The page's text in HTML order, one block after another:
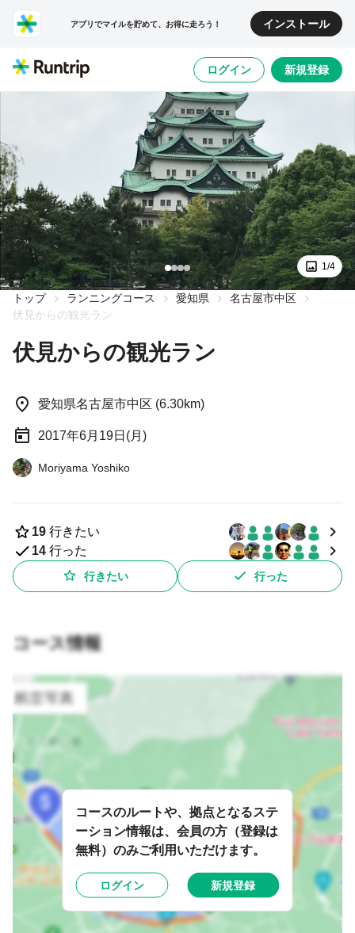
アプリでマイルを貯めて、お得に走ろう！ インストール
ログイン 新規登録
1/4
トップ ランニングコース 愛知県
名古屋市中区
伏見からの観光ラン
伏見からの観光ラン
愛知県名古屋市中区 (6.30km)
2017年6月19日(月)
Moriyama Yoshiko
19 行きたい
14 行った
行きたい 行った
コース情報
コースのルートや、拠点となるステ
ーション情報は、会員の方（登録は
無料）のみご利用いただけます。
ログイン 新規登録